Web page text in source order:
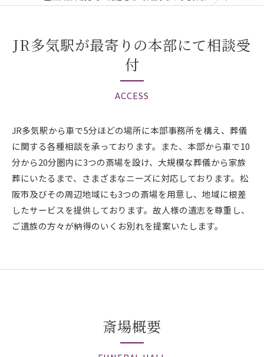
JR多気駅が最寄りの本部にて相談受
付
ACCESS
JR多気駅から車で5分ほどの場所に本部事務所を構え、葬儀
に関する各種相談を承っております。また、本部から車で10
分から20分圏内に3つの斎場を設け、大規模な葬儀から家族
葬にいたるまで、さまざまなニーズに対応しております。松
阪市及びその周辺地域にも3つの斎場を用意し、地域に根差
したサービスを提供しております。故人様の遺志を尊重し、
ご遺族の方々が納得のいくお別れを提案いたします。
斎場概要